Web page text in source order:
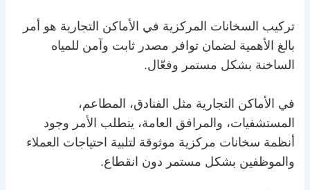
تركيب السخانات المركزية في الأماكن التجارية هو أمر
بالغ الأهمية لضمان توافر مصدر ثابت وآمن للمياه
الساخنة بشكل مستمر وفعّال.
في الأماكن التجارية مثل الفنادق، المطاعم،
المستشفيات، والمرافق العامة، يتطلب الأمر وجود
أنظمة سخانات مركزية موثوقة لتلبية احتياجات العملاء
والموظفين بشكل مستمر دون انقطاع.